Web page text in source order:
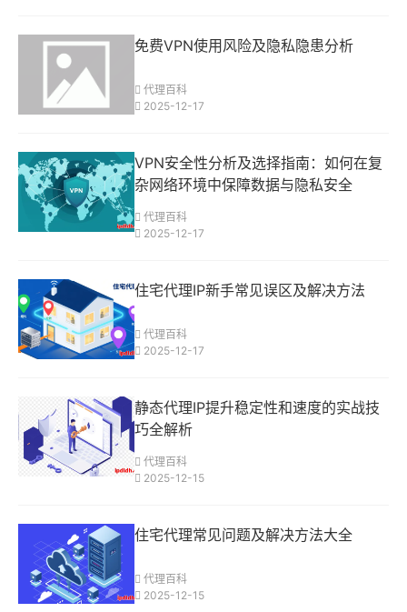
免费VPN使用风险及隐私隐患分析
代理百科
2025-12-17
VPN安全性分析及选择指南：如何在复
杂网络环境中保障数据与隐私安全
代理百科
2025-12-17
住宅代理IP新手常见误区及解决方法
代理百科
2025-12-17
静态代理IP提升稳定性和速度的实战技
巧全解析
代理百科
2025-12-15
住宅代理常见问题及解决方法大全
代理百科
2025-12-15